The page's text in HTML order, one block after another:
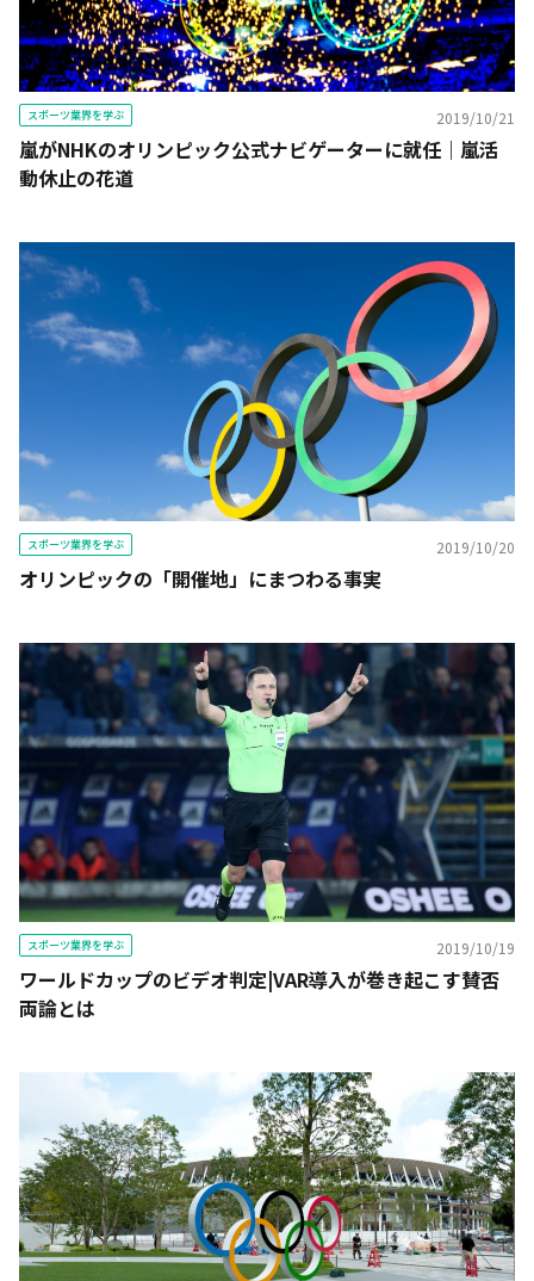
スポーツ業界を学ぶ 2019/10/21
嵐がNHKのオリンピック公式ナビゲーターに就任｜嵐活
動休止の花道
スポーツ業界を学ぶ 2019/10/20
オリンピックの「開催地」にまつわる事実
スポーツ業界を学ぶ 2019/10/19
ワールドカップのビデオ判定|VAR導入が巻き起こす賛否
両論とは